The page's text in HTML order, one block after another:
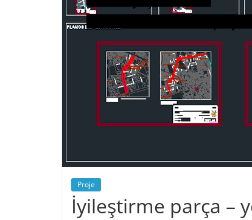
Proje
İyileştirme parça –